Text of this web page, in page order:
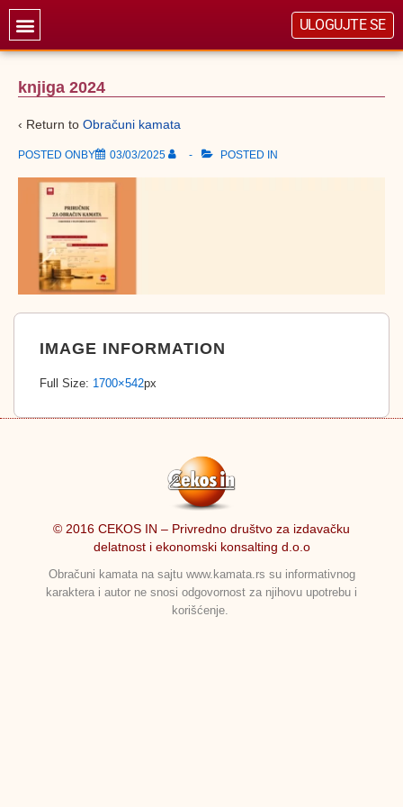
ULOGUJTE SE
knjiga 2024
‹ Return to Obračuni kamata
POSTED ONBY 03/03/2025 POSTED IN
IMAGE INFORMATION
Full Size: 1700×542px
© 2016 CEKOS IN – Privredno društvo za izdavačku
delatnost i ekonomski konsalting d.o.o
Obračuni kamata na sajtu www.kamata.rs su informativnog
karaktera i autor ne snosi odgovornost za njihovu upotrebu i
korišćenje.